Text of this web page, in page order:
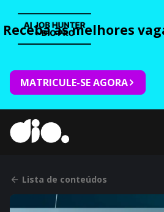
Receba as melhores
MATRICULE-SE AGORA
Lista de conteúdos